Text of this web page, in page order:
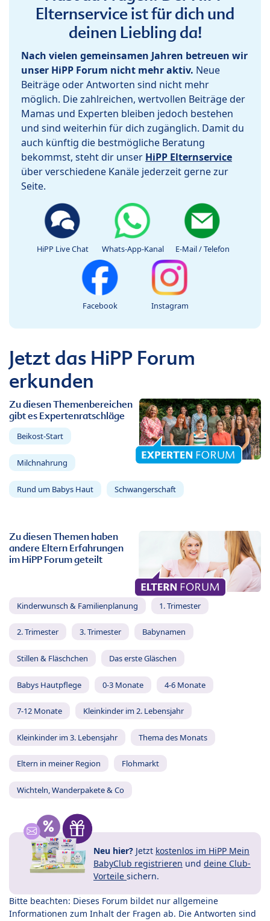
Elternservice ist für dich und
deinen Liebling da!
Nach vielen gemeinsamen Jahren betreuen wir
unser HiPP Forum nicht mehr aktiv. Neue
Beiträge oder Antworten sind nicht mehr
möglich. Die zahlreichen, wertvollen Beiträge der
Mamas und Experten bleiben jedoch bestehen
und sind weiterhin für dich zugänglich. Damit du
auch künftig die bestmögliche Beratung
bekommst, steht dir unser HiPP Elternservice
über verschiedene Kanäle jederzeit gerne zur
Seite.
HiPP Live Chat Whats-App-Kanal E-Mail / Telefon
Facebook Instagram
Jetzt das HiPP Forum
erkunden
Zu diesen Themenbereichen
gibt es Expertenratschläge
Beikost-Start
Milchnahrung
Rund um Babys Haut Schwangerschaft
Zu diesen Themen haben
andere Eltern Erfahrungen
im HiPP Forum geteilt
Kinderwunsch & Familienplanung 1. Trimester
2. Trimester 3. Trimester Babynamen
Stillen & Fläschchen Das erste Gläschen
Babys Hautpflege 0-3 Monate 4-6 Monate
7-12 Monate Kleinkinder im 2. Lebensjahr
Kleinkinder im 3. Lebensjahr Thema des Monats
Eltern in meiner Region Flohmarkt
Wichteln, Wanderpakete & Co
Neu hier? Jetzt kostenlos im HiPP Mein
BabyClub registrieren und deine Club-
Vorteile sichern.
Bitte beachten: Dieses Forum bildet nur allgemeine
Informationen zum Inhalt der Fragen ab. Die Antworten sind